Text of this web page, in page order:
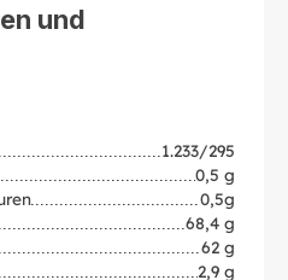
und
1.233/295
0,5 g
0,5g
68,4 g
62 g
2,9 g